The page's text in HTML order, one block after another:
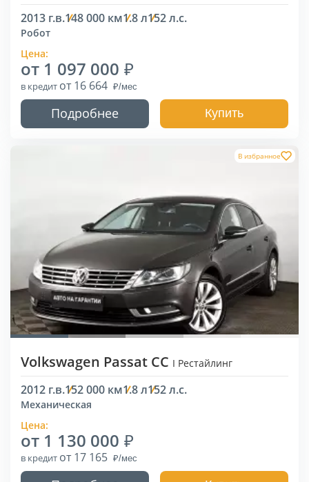
2013 г.в.148 000 км1.8 л152 л.с.
Робот
Цена:
от 1 097 000
в кредит от 16 664
Подробнее Купить
В избранное
Volkswagen Passat CC I Рестайлинг
2012 г.в.152 000 км1.8 л152 л.с.
Механическая
Цена:
от 1 130 000
в кредит от 17 165